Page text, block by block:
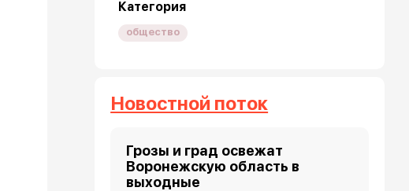
Категория
общество
Новостной поток
Грозы и град освежат
Воронежскую область в
выходные